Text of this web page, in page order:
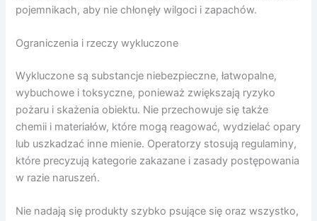
pojemnikach, aby nie chłonęły wilgoci i zapachów.
Ograniczenia i rzeczy wykluczone
Wykluczone są substancje niebezpieczne, łatwopalne,
wybuchowe i toksyczne, ponieważ zwiększają ryzyko
pożaru i skażenia obiektu. Nie przechowuje się także
chemii i materiałów, które mogą reagować, wydzielać opary
lub uszkadzać inne mienie. Operatorzy stosują regulaminy,
które precyzują kategorie zakazane i zasady postępowania
w razie naruszeń.
Nie nadają się produkty szybko psujące się oraz wszystko,